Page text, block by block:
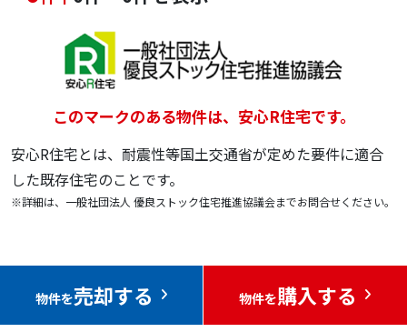
このマークのある物件は、安心R住宅です。
安心R住宅とは、耐震性等国土交通省が定めた要件に適合
した既存住宅のことです。
※詳細は、一般社団法人 優良ストック住宅推進協議会までお問合せください。
物件を売却する 物件を購入する